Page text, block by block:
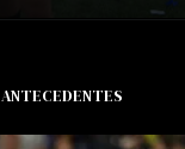
ANTECEDENTES